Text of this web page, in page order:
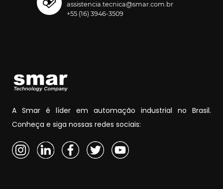
assistencia.tecnica@smar.com.br
+55 (16) 3946-3509
A Smar é líder em automação industrial no Brasil.
Conheça e siga nossas redes sociais: